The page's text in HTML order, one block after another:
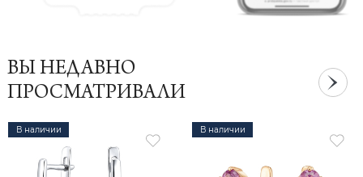
ВЫ НЕДАВНО
ПРОСМАТРИВАЛИ
В наличии В наличии